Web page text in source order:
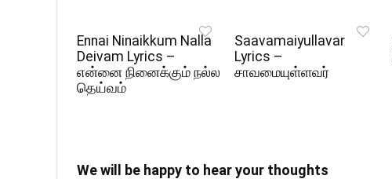
Ennai Ninaikkum Nalla
Deivam Lyrics –
என்னை நினைக்கும் நல்ல
தெய்வம்
Saavamaiyullavar
Lyrics –
சாவமையுள்ளவர்
We will be happy to hear your thoughts